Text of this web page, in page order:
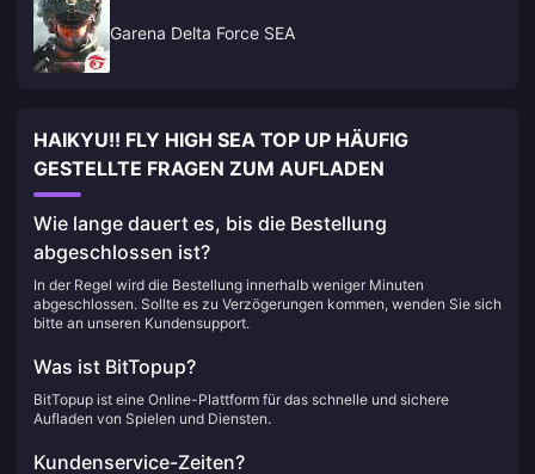
Garena Delta Force SEA
HAIKYU!! FLY HIGH SEA TOP UP HÄUFIG
GESTELLTE FRAGEN ZUM AUFLADEN
Wie lange dauert es, bis die Bestellung
abgeschlossen ist?
In der Regel wird die Bestellung innerhalb weniger Minuten
abgeschlossen. Sollte es zu Verzögerungen kommen, wenden Sie sich
bitte an unseren Kundensupport.
Was ist BitTopup?
BitTopup ist eine Online-Plattform für das schnelle und sichere
Aufladen von Spielen und Diensten.
Kundenservice-Zeiten?